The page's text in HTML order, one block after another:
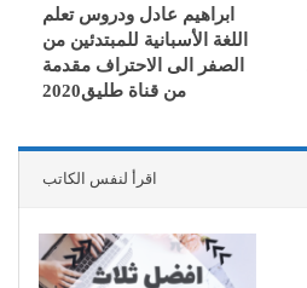
ابراهيم عادل ودروس تعلم
اللغة الأسبانية للمبتدئين من
الصفر الى الاحتراف مقدمة
من قناة طليق2020
اقرأ لنفس الكاتب